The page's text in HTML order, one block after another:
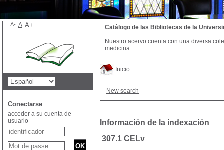
Inicio
New search
Información de la indexación
307.1 CELv
Catálogo de las Bibliotecas de la
Nuestro acervo cuenta con una diversa
medicina.
A- A A+
Conectarse
acceder a su cuenta de
usuario